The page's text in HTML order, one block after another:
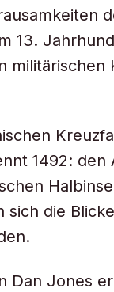
13.
militärischen
1492: den
sich die
Dan Jones